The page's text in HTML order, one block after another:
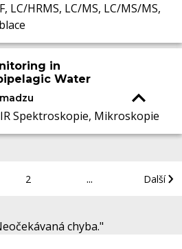
LC/HRMS, LC/MS, LC/MS/MS,
in
Water
Spektroskopie, Mikroskopie
2 ... Další
chyba."